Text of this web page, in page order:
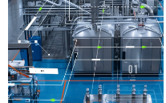
UNTERSTÜTZEN
PROFINET